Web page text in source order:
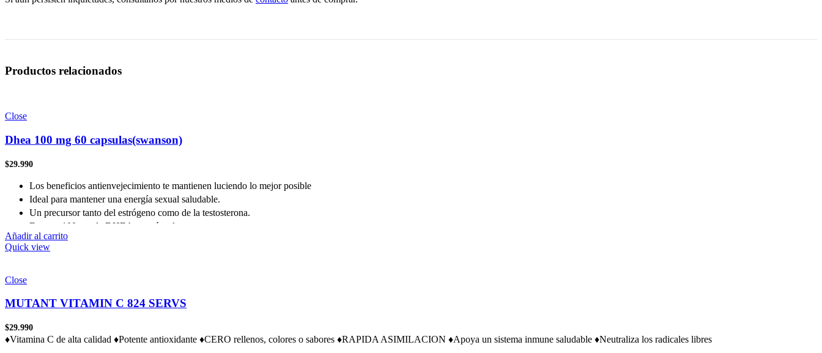
Productos relacionados
Close
Dhea 100 mg 60 capsulas(swanson)
$29.990
Los beneficios antienvejecimiento te mantienen luciendo lo mejor posible
Ideal para mantener una energía sexual saludable.
Un precursor tanto del estrógeno como de la testosterona.
Entrega 100 mg de DHEA por cápsula
Añadir al carrito
Quick view
Close
MUTANT VITAMIN C 824 SERVS
$29.990
♦Vitamina C de alta calidad ♦Potente antioxidante ♦CERO rellenos, colores o sabores ♦RAPIDA ASIMILACION ♦Apoya un sistema inmune saludable ♦Neutraliza los radicales libres